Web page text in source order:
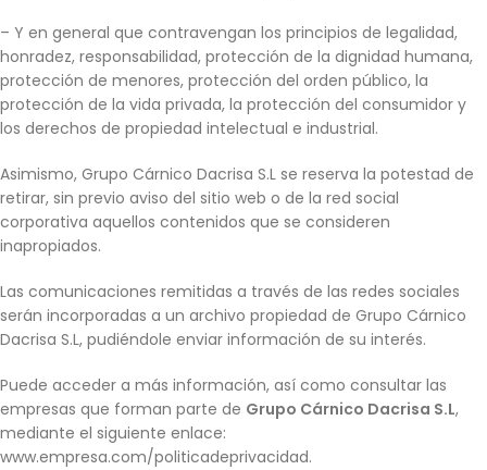
– Y en general que contravengan los principios de legalidad,
honradez, responsabilidad, protección de la dignidad humana,
protección de menores, protección del orden público, la
protección de la vida privada, la protección del consumidor y
los derechos de propiedad intelectual e industrial.
Asimismo, Grupo Cárnico Dacrisa S.L se reserva la potestad de
retirar, sin previo aviso del sitio web o de la red social
corporativa aquellos contenidos que se consideren
inapropiados.
Las comunicaciones remitidas a través de las redes sociales
serán incorporadas a un archivo propiedad de Grupo Cárnico
Dacrisa S.L, pudiéndole enviar información de su interés.
Puede acceder a más información, así como consultar las
empresas que forman parte de Grupo Cárnico Dacrisa S.L,
mediante el siguiente enlace:
www.empresa.com/politicadeprivacidad.